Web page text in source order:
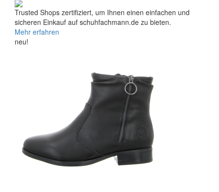
Trusted Shops zertifiziert, um Ihnen einen einfachen und
sicheren Einkauf auf schuhfachmann.de zu bieten.
Mehr erfahren
neu!